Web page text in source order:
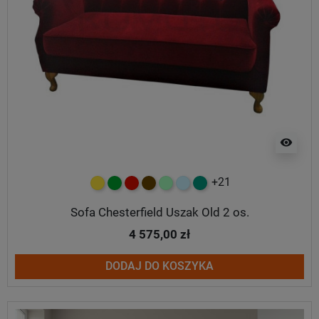
visibility
żółtyzielonyczerwony
czekoladowy
miętowybłękitny
turkusowy
+21
Sofa Chesterfield Uszak Old 2 os.
4 575,00 zł
DODAJ DO KOSZYKA